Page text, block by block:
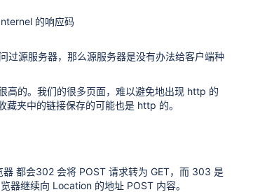
的响应码
过源服务器，那么源服务器是没有办法给客户端种
高的。我们的很多页面，难以避免地出现 http 的
夹中的链接保存的可能也是 http 的。
都会302 会将 POST 请求转为 GET，而 303 是
器继续向 Location 的地址 POST 内容。